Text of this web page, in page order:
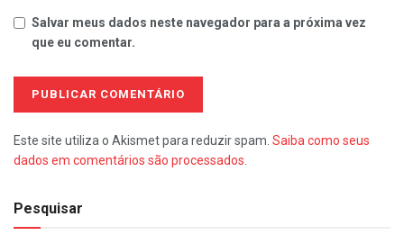
Salvar meus dados neste navegador para a próxima vez
que eu comentar.
Este site utiliza o Akismet para reduzir spam. Saiba como seus
dados em comentários são processados
Pesquisar